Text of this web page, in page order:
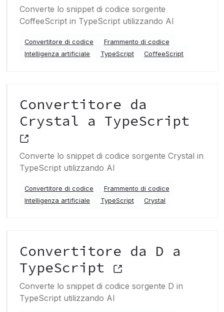
Converte lo snippet di codice sorgente
CoffeeScript in TypeScript utilizzando AI
Convertitore di codice
Frammento di codice
Intelligenza artificiale
TypeScript CoffeeScript
Convertitore da
Crystal a TypeScript
Converte lo snippet di codice sorgente Crystal in
TypeScript utilizzando AI
Convertitore di codice
Frammento di codice
Intelligenza artificiale
TypeScript Crystal
Convertitore da D a
TypeScript
Converte lo snippet di codice sorgente D in
TypeScript utilizzando AI